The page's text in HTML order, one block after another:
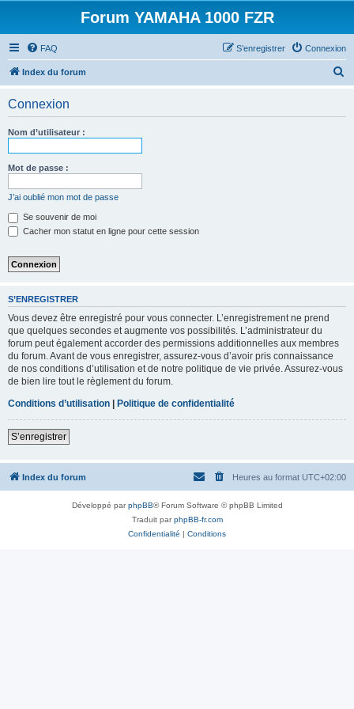
Forum YAMAHA 1000 FZR
FAQ Connexion
S’enregistrer
Index du forum
Connexion
Nom d’utilisateur :
Mot de passe :
J’ai oublié mon mot de passe
Se souvenir de moi
Cacher mon statut en ligne pour cette session
S’ENREGISTRER
Vous devez être enregistré pour vous connecter. L’enregistrement ne prend
que quelques secondes et augmente vos possibilités. L’administrateur du
forum peut également accorder des permissions additionnelles aux membres
du forum. Avant de vous enregistrer, assurez-vous d’avoir pris connaissance
de nos conditions d’utilisation et de notre politique de vie privée. Assurez-vous
de bien lire tout le règlement du forum.
Conditions d’utilisation | Politique de confidentialité
S’enregistrer
Index du forum Heures au format UTC+02:00
Développé parphpBB® Forum Software © phpBB Limited
Traduit parphpBB-fr.com
Confidentialité | Conditions